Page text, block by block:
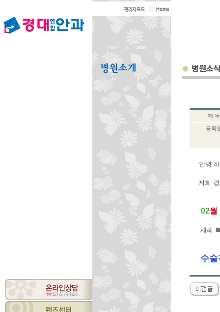
제 목
등록
안녕
저희 경
02월
새해
수